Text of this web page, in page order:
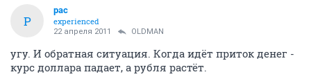
P
pac
experienced
22 апреля 2011 OLDMAN
угу. И обратная ситуация. Когда идёт приток денег -
курс доллара падает, а рубля растёт.